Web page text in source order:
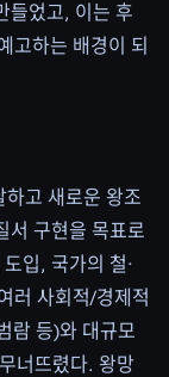
들었고, 이는 후
고하는 배경이 되
고 새로운 왕조
서 구현을 목표로
입, 국가의 철·
러 사회적/경제적
람 등)와 대규모
너뜨렸다. 왕망